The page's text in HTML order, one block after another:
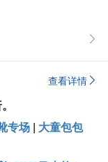
查看详情
专场 | 大童包包